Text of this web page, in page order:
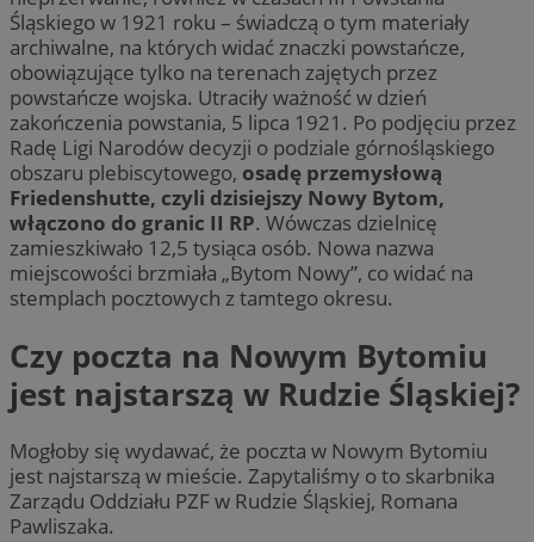
Śląskiego w 1921 roku – świadczą o tym materiały
archiwalne, na których widać znaczki powstańcze,
obowiązujące tylko na terenach zajętych przez
powstańcze wojska. Utraciły ważność w dzień
zakończenia powstania, 5 lipca 1921. Po podjęciu przez
Radę Ligi Narodów decyzji o podziale górnośląskiego
obszaru plebiscytowego, osadę przemysłową
Friedenshutte, czyli dzisiejszy Nowy Bytom,
włączono do granic II RP. Wówczas dzielnicę
zamieszkiwało 12,5 tysiąca osób. Nowa nazwa
miejscowości brzmiała „Bytom Nowy”, co widać na
stemplach pocztowych z tamtego okresu.
Czy poczta na Nowym Bytomiu
jest najstarszą w Rudzie Śląskiej?
Mogłoby się wydawać, że poczta w Nowym Bytomiu
jest najstarszą w mieście. Zapytaliśmy o to skarbnika
Zarządu Oddziału PZF w Rudzie Śląskiej, Romana
Pawliszaka.